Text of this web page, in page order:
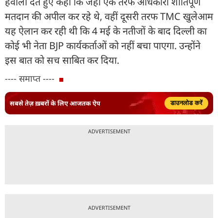
मतदान की अपील कर रहे थे, वहीं दूसरी तरफ TMC खुलेआम
यह ऐलान कर रही थी कि 4 मई के नतीजों के बाद दिल्ली का
कोई भी नेता BJP कार्यकर्ताओं को नहीं बचा पाएगा. उन्होंने
इस बात को सच साबित कर दिया.
---- समाप्त ----
सबसे तेज़ ख़बरों के लिए आजतक ऐप डाउनलोड करें
ADVERTISEMENT
ADVERTISEMENT